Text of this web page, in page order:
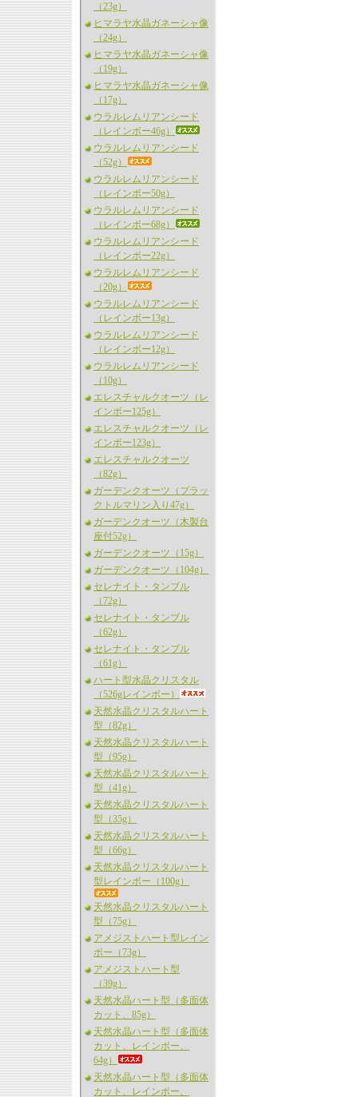
（23g）
ヒマラヤ水晶ガネーシャ像
（24g）
ヒマラヤ水晶ガネーシャ像
（19g）
ヒマラヤ水晶ガネーシャ像
（17g）
ウラルレムリアンシード
（レインボー46g）
ウラルレムリアンシード
（52g）
ウラルレムリアンシード
（レインボー50g）
ウラルレムリアンシード
（レインボー68g）
ウラルレムリアンシード
（レインボー22g）
ウラルレムリアンシード
（20g）
ウラルレムリアンシード
（レインボー13g）
ウラルレムリアンシード
（レインボー12g）
ウラルレムリアンシード
（10g）
エレスチャルクオーツ（レ
インボー125g）
エレスチャルクオーツ（レ
インボー123g）
エレスチャルクオーツ
（82g）
ガーデンクオーツ（ブラッ
クトルマリン入り47g）
ガーデンクオーツ（木製台
座付52g）
ガーデンクオーツ（15g）
ガーデンクオーツ（104g）
セレナイト・タンブル
（72g）
セレナイト・タンブル
（62g）
セレナイト・タンブル
（61g）
ハート型水晶クリスタル
（526gレインボー）
天然水晶クリスタルハート
型（82g）
天然水晶クリスタルハート
型（95g）
天然水晶クリスタルハート
型（41g）
天然水晶クリスタルハート
型（35g）
天然水晶クリスタルハート
型（66g）
天然水晶クリスタルハート
型レインボー（100g）
天然水晶クリスタルハート
型（75g）
アメジストハート型レイン
ボー（73g）
アメジストハート型
（39g）
天然水晶ハート型（多面体
カット、85g）
天然水晶ハート型（多面体
カット、レインボー、
64g）
天然水晶ハート型（多面体
カット、レインボー、